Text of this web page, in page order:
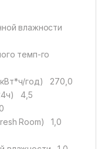
влажности
темп-го
год) 270,0
4,5
Room) 1,0